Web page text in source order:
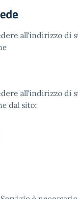
all'indirizzo di
all'indirizzo di
dal sito: